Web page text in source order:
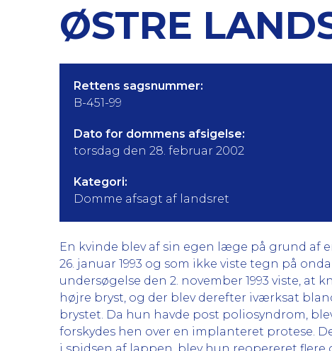
ØSTRE
Rettens sagsnummer:
B-451-99
Dato for dommens afsigelse:
torsdag den 28. februar 2002
Kategori:
Domme afsagt af landsret
En kvinde blev af sin egen læge på grund af
26. januar 1993 og som ikke viste tegn på
undersøgelse den 2. november 1993 viste, at
højre bryst, og der blev derefter iværksat
brystet. Da hun havde post poliosyndrom,
forskydes hen over en implanteret protese.